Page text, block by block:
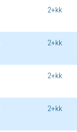
2+kk
2+kk
2+kk
2+kk